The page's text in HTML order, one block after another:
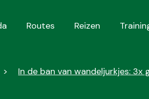
Routes Reizen
In de ban van wandeljurkjes: 3x